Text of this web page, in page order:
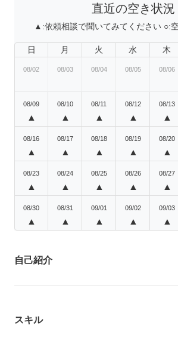
直近の空き状況
▲:依頼相談で聞いてみてください ○:
日 月 火 水 木
08/02 08/03 08/04 08/05 08/06
08/09
▲
08/10
▲
08/11
▲
08/12
▲
08/13
▲
08/16
▲
08/17
▲
08/18
▲
08/19
▲
08/20
▲
08/23
▲
08/24
▲
08/25
▲
08/26
▲
08/27
▲
08/30
▲
08/31
▲
09/01
▲
09/02
▲
09/03
▲
自己紹介
スキル